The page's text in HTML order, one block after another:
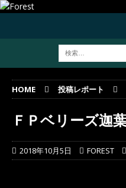
HOME 投稿レポート
ＦＰベリーズ迦
2018年10月5日 FOREST